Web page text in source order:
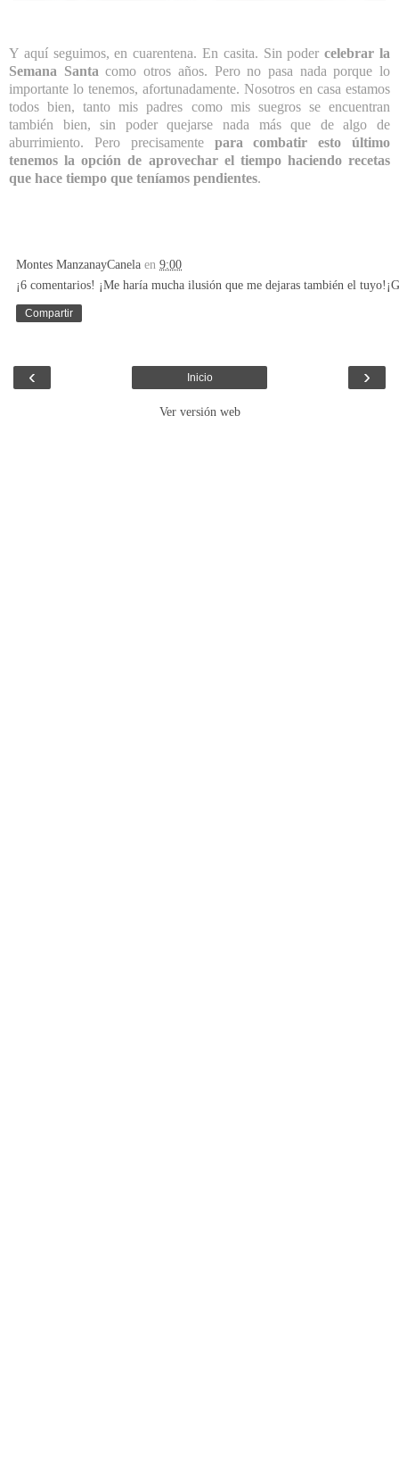
Y aquí seguimos, en cuarentena. En casita. Sin podercelebrar la
Semana Santa como otros años. Pero no pasa nada porque lo
importante lo tenemos, afortunadamente. Nosotros en casa estamos
todos bien, tanto mis padres como mis suegros se encuentran
también bien, sin poder quejarse nada más que de algo de
aburrimiento. Pero precisamente para combatir esto último
tenemos la opción de aprovechar el tiempo haciendo recetas
que hace tiempo que teníamos pendientes.
Montes ManzanayCanela en 9:00
¡6 comentarios! ¡Me haría mucha ilusión que me dejaras también el
Compartir
‹ ›
Inicio
Ver versión web